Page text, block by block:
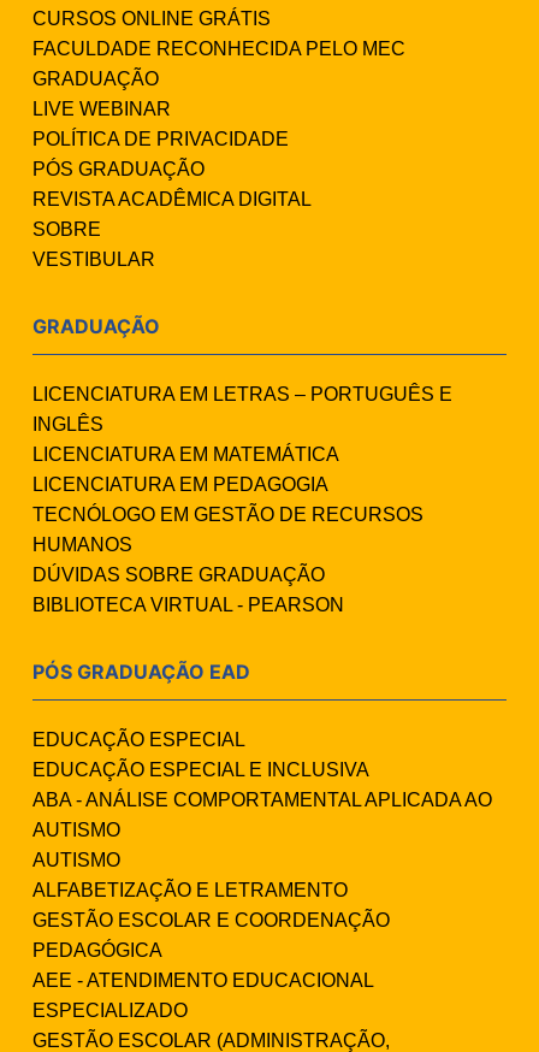
CURSOS ONLINE GRÁTIS
FACULDADE RECONHECIDA PELO MEC
GRADUAÇÃO
LIVE WEBINAR
POLÍTICA DE PRIVACIDADE
PÓS GRADUAÇÃO
REVISTA ACADÊMICA DIGITAL
SOBRE
VESTIBULAR
GRADUAÇÃO
LICENCIATURA EM LETRAS – PORTUGUÊS E
INGLÊS
LICENCIATURA EM MATEMÁTICA
LICENCIATURA EM PEDAGOGIA
TECNÓLOGO EM GESTÃO DE RECURSOS
HUMANOS
DÚVIDAS SOBRE GRADUAÇÃO
BIBLIOTECA VIRTUAL - PEARSON
PÓS GRADUAÇÃO EAD
EDUCAÇÃO ESPECIAL
EDUCAÇÃO ESPECIAL E INCLUSIVA
ABA - ANÁLISE COMPORTAMENTAL APLICADA AO
AUTISMO
AUTISMO
ALFABETIZAÇÃO E LETRAMENTO
GESTÃO ESCOLAR E COORDENAÇÃO
PEDAGÓGICA
AEE - ATENDIMENTO EDUCACIONAL
ESPECIALIZADO
GESTÃO ESCOLAR (ADMINISTRAÇÃO,